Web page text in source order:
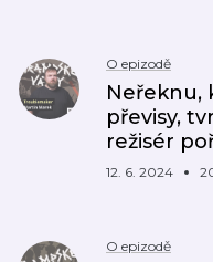
O epizodě
Neřeknu,
převisy,
režisér
12. 6. 2024
O epizodě